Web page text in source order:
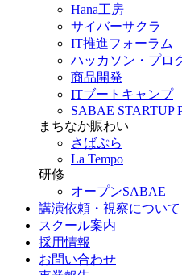
Hana工房
サイバーサクラ
IT推進フォーラム
ハッカソン・プロ
商品開発
ITブートキャンプ
SABAE STARTUP
まちなか賑わい
さばぷら
La Tempo
研修
オープンSABAE
講演依頼・視察について
スクール案内
採用情報
お問い合わせ